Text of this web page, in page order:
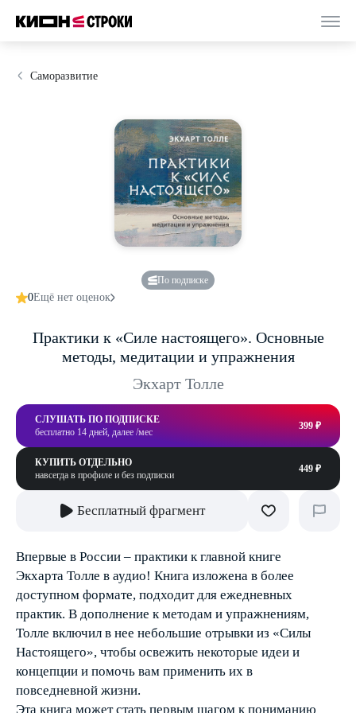
Саморазвитие
По подписке
0Ещё нет оценок
Практики к «Силе настоящего». Основные
методы, медитации и упражнения
Экхарт Толле
СЛУШАТЬ ПО ПОДПИСКЕ
бесплатно 14 дней, далее /мес
399 ₽
КУПИТЬ ОТДЕЛЬНО
навсегда в профиле и без подписки
449 ₽
Бесплатный фрагмент
Впервые в России – практики к главной книге
Экхарта Толле в аудио! Книга изложена в более
доступном формате, подходит для ежедневных
практик. В дополнение к методам и упражнениям,
Толле включил в нее небольшие отрывки из «Силы
Настоящего», чтобы освежить некоторые идеи и
концепции и помочь вам применить их в
повседневной жизни.
Эта книга может стать первым шагом к пониманию